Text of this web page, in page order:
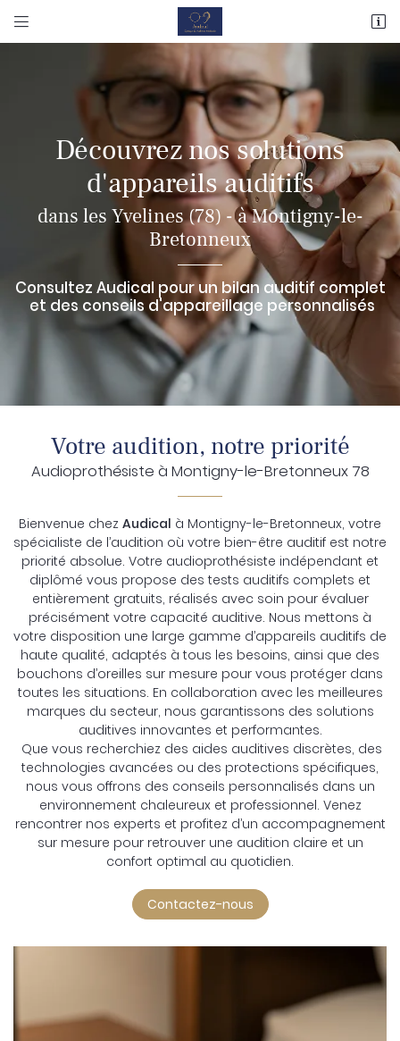
 
117 Avenue Joseph Kessel
78180 MONTIGNY LE BRETONNEUX
01 80 82 39 80
Adresse email de réception
Recopier le code ci-contre
Rafraîchir le captcha
En cochant cette case, vous consentez à recevoir nos propositions
commerciales à l'adresse email indiqué ci-dessus. Vous pouvez vous
Inscription
Découvrez nos solutions
d'appareils auditifs
dans les Yvelines (78) - à Montigny-le-
Bretonneux
Consultez Audical pour un bilan auditif complet
et des conseils d'appareillage personnalisés
Votre audition, notre priorité
Audioprothésiste à Montigny-le-Bretonneux 78
Bienvenue chez Audical à Montigny-le-Bretonneux, votre
spécialiste de l’audition où votre bien-être auditif est notre
priorité absolue. Votre audioprothésiste indépendant et
diplômé vous propose des tests auditifs complets et
entièrement gratuits, réalisés avec soin pour évaluer
précisément votre capacité auditive. Nous mettons à
votre disposition une large gamme d’appareils auditifs de
haute qualité, adaptés à tous les besoins, ainsi que des
bouchons d’oreilles sur mesure pour vous protéger dans
toutes les situations. En collaboration avec les meilleures
marques du secteur, nous garantissons des solutions
auditives innovantes et performantes.
Que vous recherchiez des aides auditives discrètes, des
technologies avancées ou des protections spécifiques,
nous vous offrons des conseils personnalisés dans un
environnement chaleureux et professionnel. Venez
rencontrer nos experts et profitez d’un accompagnement
sur mesure pour retrouver une audition claire et un
confort optimal au quotidien.
Contactez-nous